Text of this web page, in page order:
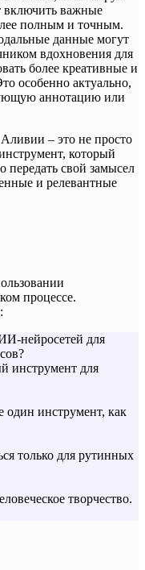
включить важные
полным и точным.
данные могут
вдохновения для
более креативные и
особенно актуально,
аннотацию или
– это не просто
который
передать свой замысел
и релевантные
процессе.
нейросетей для
инструмент для
один инструмент, как
только для рутинных
творчество.